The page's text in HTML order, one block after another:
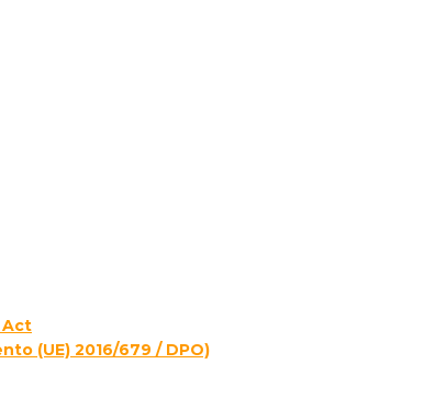
Act
(UE) 2016/679 / DPO)